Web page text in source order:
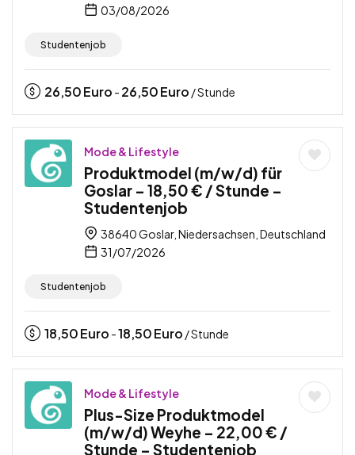
03/08/2026
Studentenjob
26,50Euro - 26,50Euro / Stunde
Mode & Lifestyle
Produktmodel (m/w/d) für
Goslar – 18,50 € / Stunde –
Studentenjob
38640 Goslar, Niedersachsen, Deutschland
31/07/2026
Studentenjob
18,50Euro -18,50Euro / Stunde
Mode & Lifestyle
Plus-Size Produktmodel
(m/w/d) Weyhe – 22,00 € /
Stunde – Studentenjob